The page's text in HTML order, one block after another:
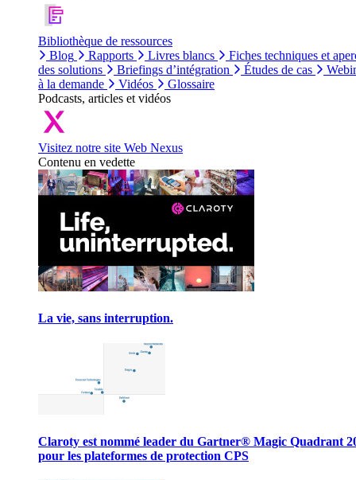
Bibliothèque de ressources
Blog
Rapports Livres blancs
Fiches techniques et
des solutions
Briefings d’intégration Études de cas
à la demande
Vidéos
Glossaire
Podcasts, articles et vidéos
Visitez notre site Web Nexus
Contenu en vedette
La vie, sans interruption.
Claroty est nommé leader du Gartner® Magic Quadrant
pour les plateformes de protection CPS